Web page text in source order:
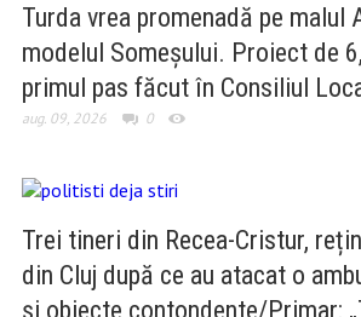
Turda vrea promenadă pe malul
modelul Someșului. Proiect de
primul pas făcut în Consiliul
aug. 09, 2026 0
Trei tineri din Recea-Cristur,
din Cluj după ce au atacat o
și obiecte contondente/Primar: